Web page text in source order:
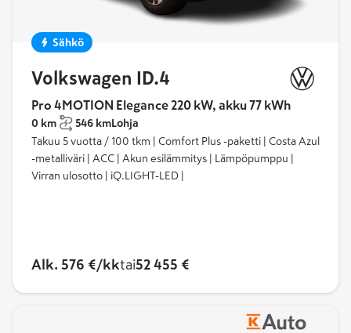
Sähkö
Volkswagen ID.4
Pro 4MOTION Elegance 220 kW, akku 77 kWh
0 km 546 kmLohja
Takuu 5 vuotta / 100 tkm | Comfort Plus -paketti | Costa Azul
-metalliväri | ACC | Akun esilämmitys | Lämpöpumppu |
Virran ulosotto | iQ.LIGHT-LED |
Alk. 576 €/kktai52 455 €